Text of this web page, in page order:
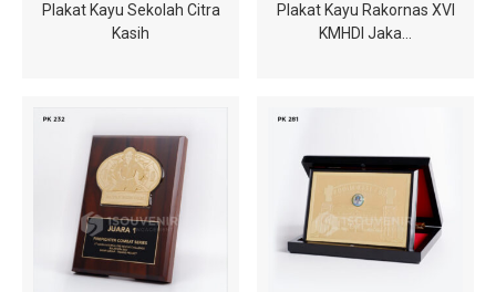
Plakat Kayu Sekolah Citra
Kasih
Plakat Kayu Rakornas XVI
KMHDI Jaka…